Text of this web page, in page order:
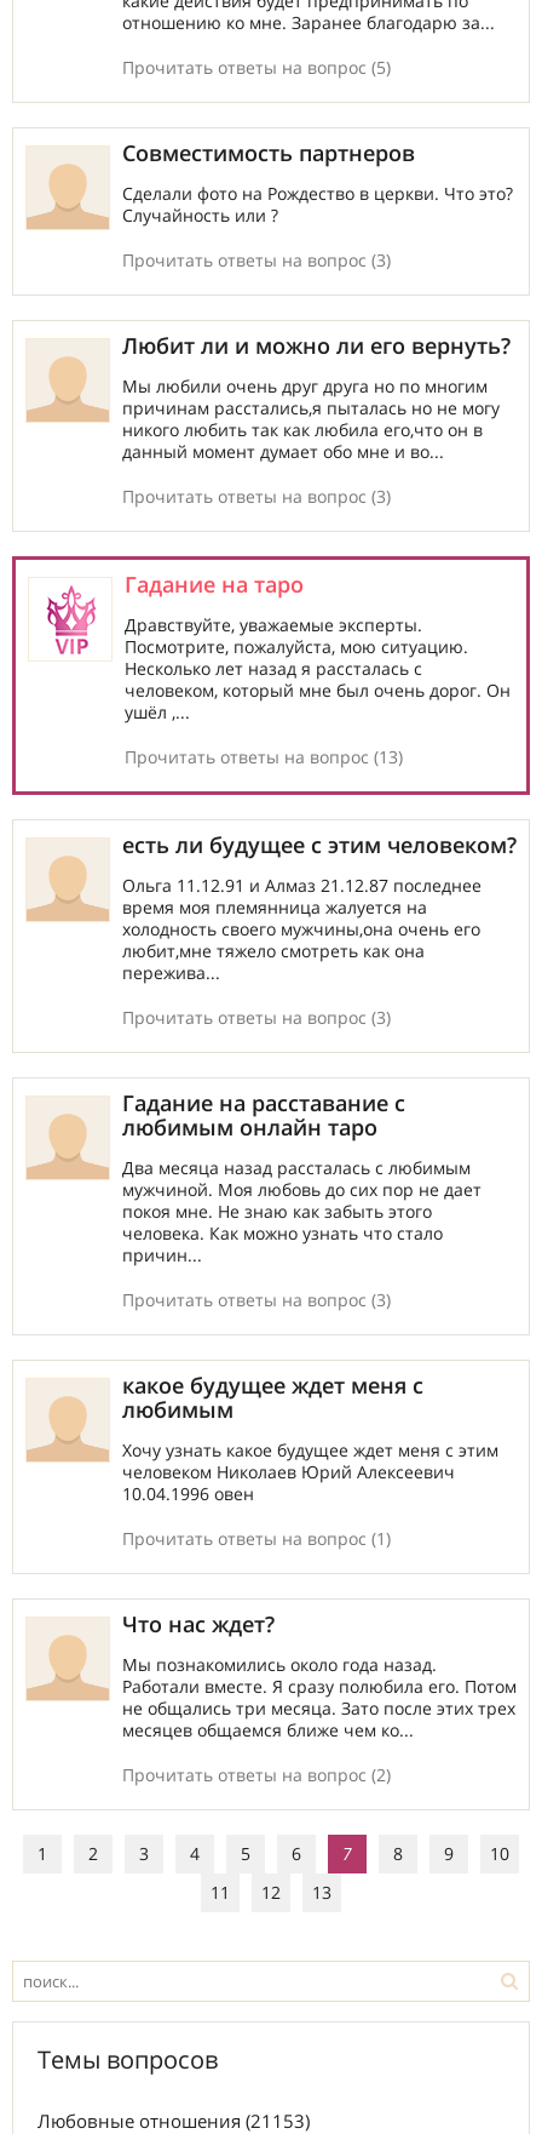
отношению ко мне. Заранее благодарю за...
Прочитать ответы на вопрос (5)
Совместимость партнеров
Сделали фото на Рождество в церкви. Что это?
Случайность или ?
Прочитать ответы на вопрос (3)
Любит ли и можно ли его вернуть?
Мы любили очень друг друга но по многим
причинам расстались,я пыталась но не могу
никого любить так как любила его,что он в
данный момент думает обо мне и во...
Прочитать ответы на вопрос (3)
Гадание на таро
Дравствуйте, уважаемые эксперты.
Посмотрите, пожалуйста, мою ситуацию.
Несколько лет назад я рассталась с
человеком, который мне был очень дорог. Он
ушёл ,...
Прочитать ответы на вопрос (13)
есть ли будущее с этим человеком?
Ольга 11.12.91 и Алмаз 21.12.87 последнее
время моя племянница жалуется на
холодность своего мужчины,она очень его
любит,мне тяжело смотреть как она
пережива...
Прочитать ответы на вопрос (3)
Гадание на расставание с
любимым онлайн таро
Два месяца назад рассталась с любимым
мужчиной. Моя любовь до сих пор не дает
покоя мне. Не знаю как забыть этого
человека. Как можно узнать что стало
причин...
Прочитать ответы на вопрос (3)
какое будущее ждет меня с
любимым
Хочу узнать какое будущее ждет меня с этим
человеком Николаев Юрий Алексеевич
10.04.1996 овен
Прочитать ответы на вопрос (1)
Что нас ждет?
Мы познакомились около года назад.
Работали вместе. Я сразу полюбила его. Потом
не общались три месяца. Зато после этих трех
месяцев общаемся ближе чем ко...
Прочитать ответы на вопрос (2)
1 2 3 4 5 6 7 8 9
10
11
12 13
Темы вопросов
Любовные отношения (21153)